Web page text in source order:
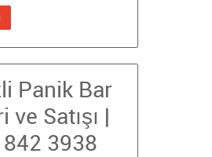
Panik Bar
Satışı |
3938